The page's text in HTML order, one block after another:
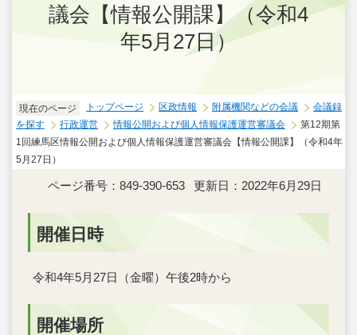
議会【情報公開課】（令和4
年5月27日）
現在のページ トップページ 区政情報 附属機関などの会議
会議録
を探す
行政運営 情報公開および個人情報保護運営審議会
第12期第
1回練馬区情報公開および個人情報保護運営審議会【情報公開課】（令和4年
5月27日）
ページ番号：849-390-653 更新日：2022年6月29日
開催日時
令和4年5月27日（金曜）午後2時から
開催場所